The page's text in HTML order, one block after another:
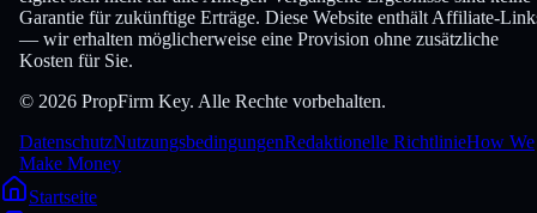
Garantie für zukünftige Erträge. Diese Website enthält Affiliate-
— wir erhalten möglicherweise eine Provision ohne zusätzliche
Kosten für Sie.
© 2026 PropFirm Key. Alle Rechte vorbehalten.
DatenschutzNutzungsbedingungenRedaktionelle RichtlinieHow We
Make Money
Startseite